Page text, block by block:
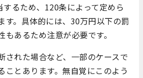
るため、120条によって定めら
す。具体的には、30万円以下の罰
あるため注意が必要です。
された場合など、一部のケースで
ことあります。無自覚にこのよう